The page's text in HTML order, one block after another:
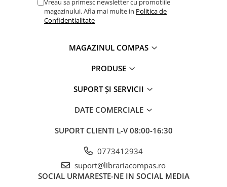
Thriller și mister
Young adult
Dezvoltare personală și non-
Psihologie și dezvoltare personală
Parenting și educație
Sănătate și stil de viață
Vreau sa primesc newsletter cu promotiile
magazinului. Afla mai multe in Politica de
Confidentialitate
MAGAZINUL COMPAS
PRODUSE
SUPORT ȘI SERVICII
DATE COMERCIALE
SUPORT CLIENTI L-V 08:00-16:30
0773412934
suport@librariacompas.ro
SOCIAL URMARESTE-NE IN SOCIAL MEDIA